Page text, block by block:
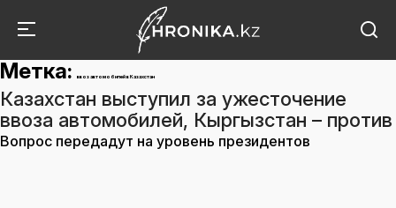
Метка: ввоз автомобилей в Казахстан
Казахстан выступил за ужесточение
ввоза автомобилей, Кыргызстан – против
Вопрос передадут на уровень президентов